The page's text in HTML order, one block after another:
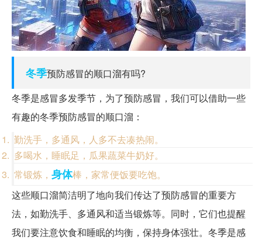
冬季预防感冒的顺口溜有吗?
冬季是感冒多发季节，为了预防感冒，我们可以借助一些
有趣的冬季预防感冒的顺口溜：
勤洗手，多通风，人多不去凑热闹。
多喝水，睡眠足，瓜果蔬菜牛奶好。
常锻炼， 身体棒，家常便饭要吃饱。
这些顺口溜简洁明了地向我们传达了预防感冒的重要方
法，如勤洗手、多通风和适当锻炼等。同时，它们也提醒
我们要注意饮食和睡眠的均衡，保持身体强壮。冬季是感